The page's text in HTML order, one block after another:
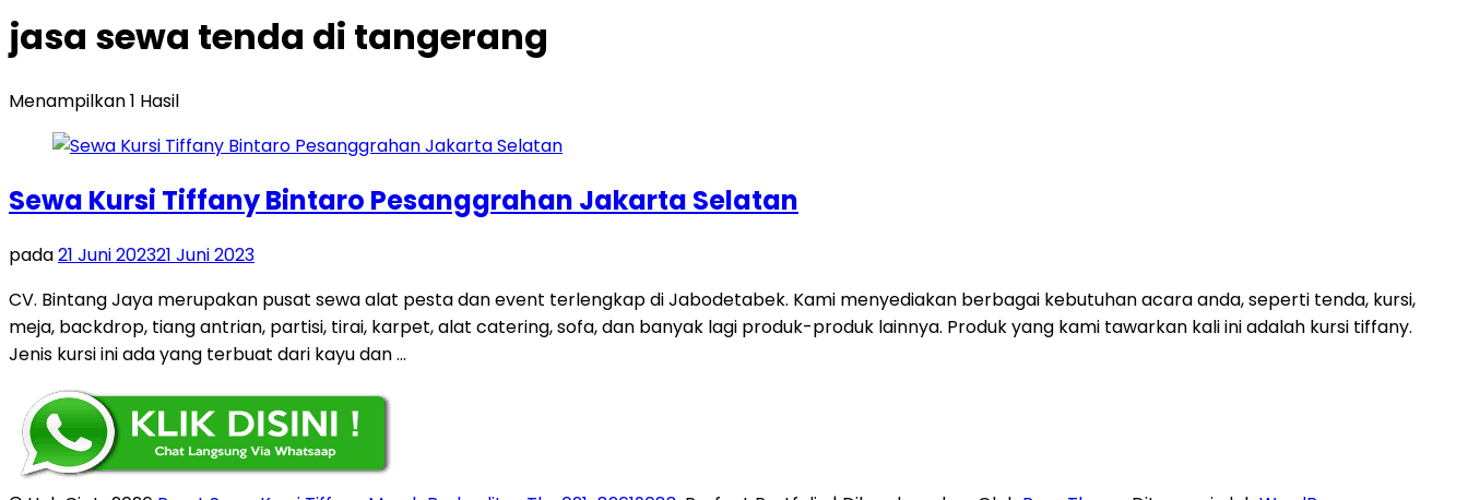
jasa sewa tenda di tangerang
Menampilkan 1 Hasil
Sewa Kursi Tiffany Bintaro Pesanggrahan Jakarta Selatan
pada21 Juni 202321 Juni 2023
CV. Bintang Jaya merupakan pusat sewa alat pesta dan event terlengkap di Jabodetabek. Kami menyediakan berbagai kebutuhan acara anda, seperti tenda, kursi,
meja, backdrop, tiang antrian, partisi, tirai, karpet, alat catering, sofa, dan banyak lagi produk-produk lainnya. Produk yang kami tawarkan kali ini adalah kursi tiffany.
Jenis kursi ini ada yang terbuat dari kayu dan …